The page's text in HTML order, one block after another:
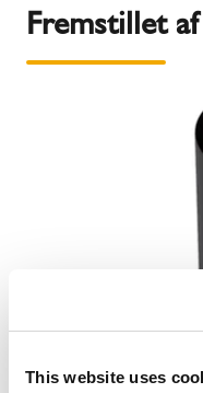
This website uses
Fremstillet